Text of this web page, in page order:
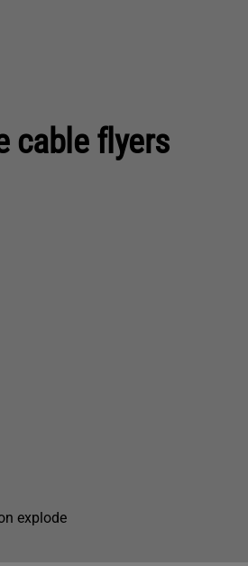
cable flyers
explode